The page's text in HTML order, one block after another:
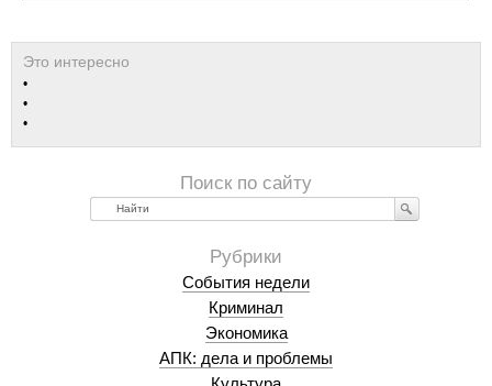
Найти
События недели
Криминал
Экономика
АПК: дела и проблемы